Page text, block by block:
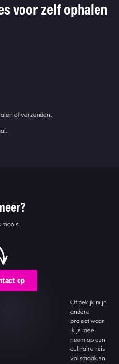
voor zelf ophalen
of verzenden.
moois
op
Of bekijk mijn
andere
project waar
ik je mee
neem op een
culinaire reis
vol smaak en